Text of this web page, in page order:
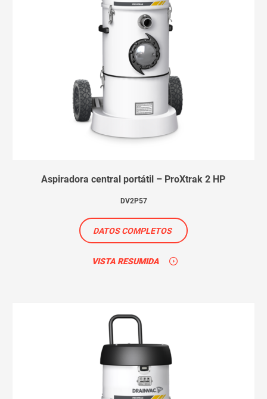
Aspiradora central portátil – ProXtrak 2 HP
DV2P57
DATOS COMPLETOS
VISTA RESUMIDA